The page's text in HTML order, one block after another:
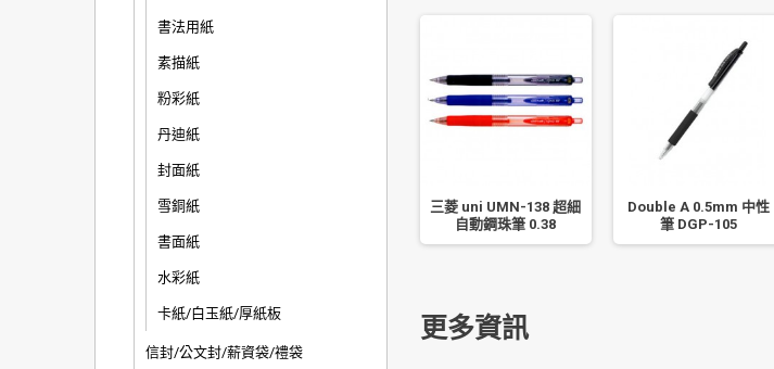
書法用紙
素描紙
粉彩紙
丹迪紙
封面紙
雪銅紙
書面紙
水彩紙
卡紙/白玉紙/厚紙板
信封/公文封/薪資袋/禮袋
【雄獅】自動中性筆/0.5
三菱 uni UMN-138 超細
自動鋼珠筆 0.38
Double A 0.5mm 中性
筆 DGP-105
更多資訊